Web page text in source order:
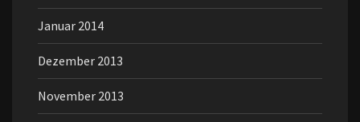
Januar 2014
Dezember 2013
November 2013